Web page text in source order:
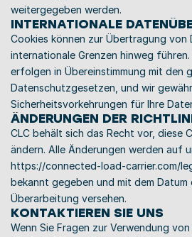
weitergegeben werden.
INTERNATIONALE
Cookies können zur Übertragung von
internationale Grenzen hinweg
erfolgen in Übereinstimmung mit den
Datenschutzgesetzen, und wir
Sicherheitsvorkehrungen für Ihre
ÄNDERUNGEN DER
CLC behält sich das Recht vor, diese
ändern. Alle Änderungen werden auf
https://connected-load-carrier.com/
bekannt gegeben und mit dem
Überarbeitung versehen.
KONTAKTIEREN SIE UNS
Wenn Sie Fragen zur Verwendung